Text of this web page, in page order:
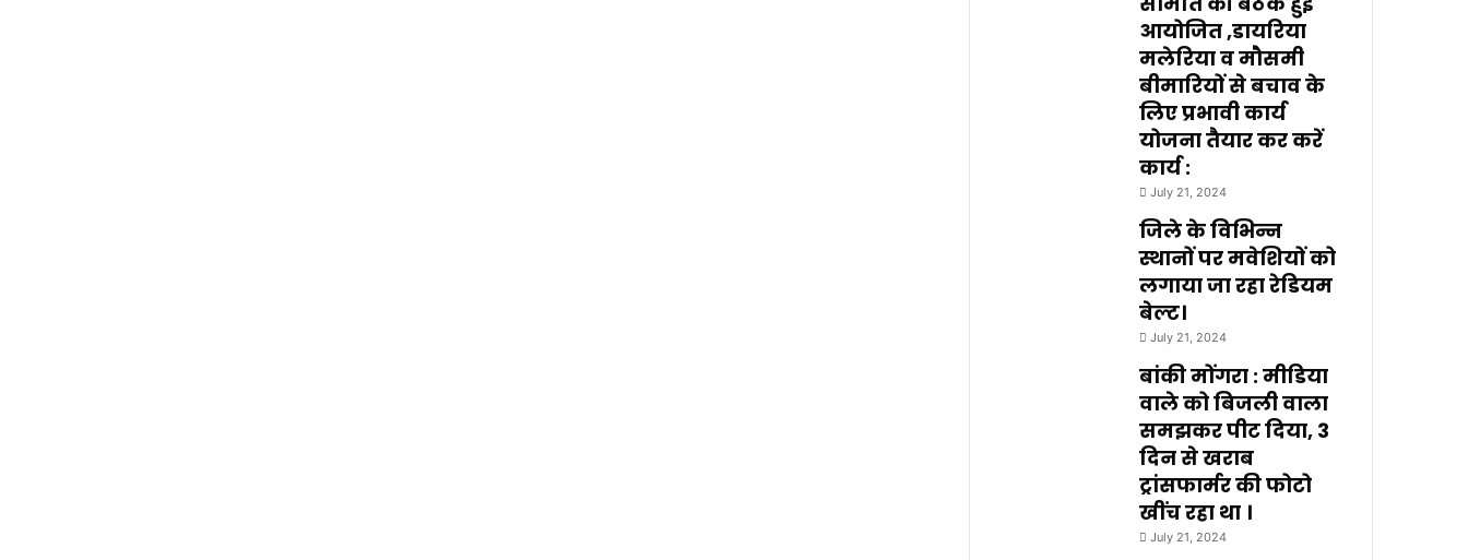
आयोजित ,डायरिया
मलेरिया व मौसमी
बीमारियों से बचाव के
लिए प्रभावी कार्य
योजना तैयार कर करें
कार्य :
July 21, 2024
जिले के विभिन्न
स्थानों पर मवेशियों को
लगाया जा रहा रेडियम
बेल्ट।
July 21, 2024
बांकी मोंगरा : मीडिया
वाले को बिजली वाला
समझकर पीट दिया, 3
दिन से खराब
ट्रांसफार्मर की फोटो
खींच रहा था ।
July 21, 2024